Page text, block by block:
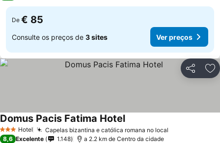
De € 85
Consulte os preços de 3 sites Ver preços
Partilhar
3 EstrelasHotel Capelas bizantina e católica romana no local
Domus Pacis Fatima HotelVer preços
8,6 Excelente 1.148 a 2.2 km de Centro da cidade